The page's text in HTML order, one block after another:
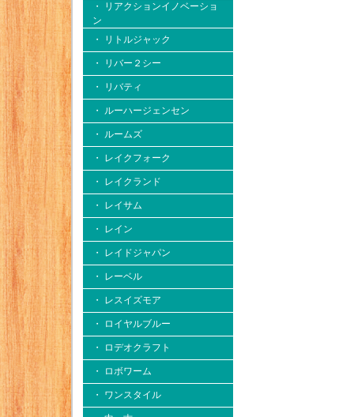
・ リアクションイノベーショ
ン
・ リトルジャック
・ リバー２シー
・ リバティ
・ ルーハージェンセン
・ ルームズ
・ レイクフォーク
・ レイクランド
・ レイサム
・ レイン
・ レイドジャパン
・ レーベル
・ レスイズモア
・ ロイヤルブルー
・ ロデオクラフト
・ ロボワーム
・ ワンスタイル